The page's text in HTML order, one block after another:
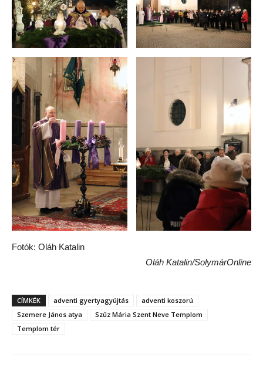
Fotók: Oláh Katalin
Oláh Katalin/SolymárOnline
CÍMKÉK adventi gyertyagyújtás
adventi koszorú
Szemere János atya
Szűz Mária Szent Neve Templom
Templom tér